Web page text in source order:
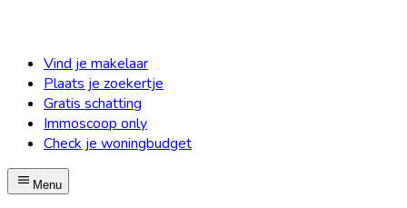
Vind je makelaar
Plaats je zoekertje
Gratis schatting
Immoscoop only
Check je woningbudget
Menu